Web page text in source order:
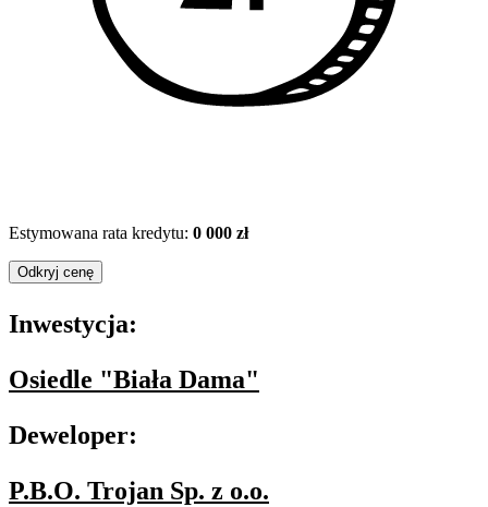
Estymowana rata kredytu: 0 000 zł
Odkryj cenę
Inwestycja:
Osiedle "Biała Dama"
Deweloper:
P.B.O. Trojan Sp. z o.o.